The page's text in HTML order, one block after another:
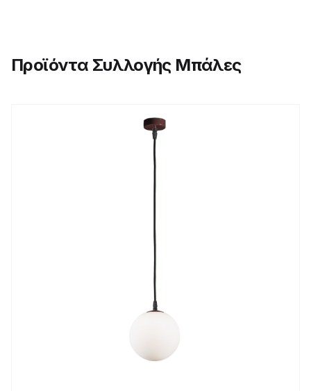
Προϊόντα Συλλογής Μπάλες